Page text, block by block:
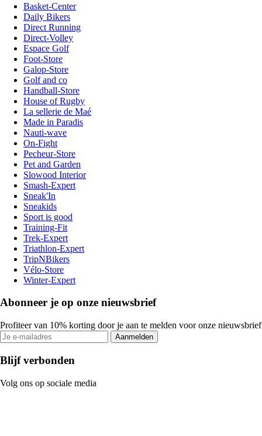
Basket-Center
Daily Bikers
Direct Running
Direct-Volley
Espace Golf
Foot-Store
Galop-Store
Golf and co
Handball-Store
House of Rugby
La sellerie de Maé
Made in Paradis
Nauti-wave
On-Fight
Pecheur-Store
Pet and Garden
Slowood Interior
Smash-Expert
Sneak'In
Sneakids
Sport is good
Training-Fit
Trek-Expert
Triathlon-Expert
TripNBikers
Vélo-Store
Winter-Expert
Abonneer je op onze nieuwsbrief
Profiteer van 10% korting door je aan te melden voor onze nieuwsbrief
Aanmelden
Blijf verbonden
Volg ons op sociale media